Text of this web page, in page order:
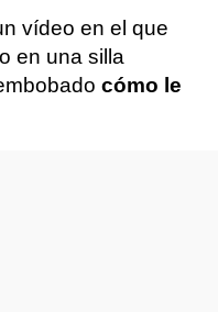
vídeo en el que
en una silla
cómo le